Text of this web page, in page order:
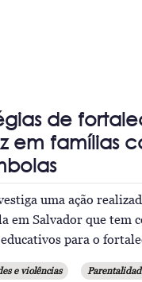
de
em famílias
uma ação
em Salvador que tem
para o
e violências